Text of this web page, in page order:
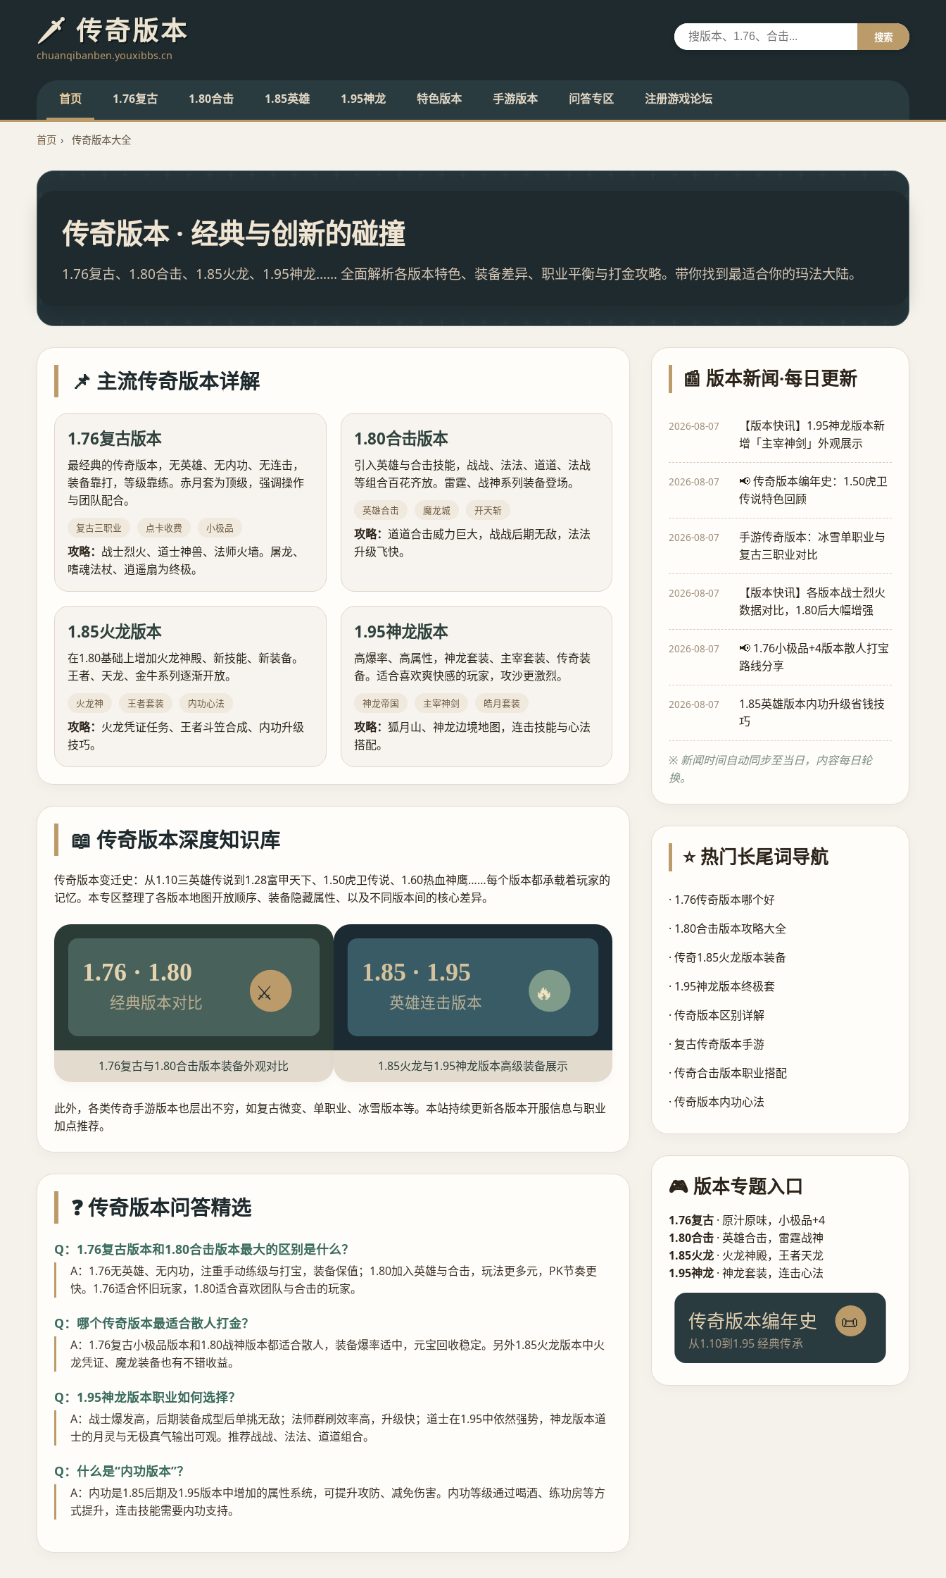
🗡️ 传奇版本
chuanqibanben.youxibbs.cn
搜索
首页 1.76复古 1.80合击 1.85英雄 1.95神龙 特色版本 手游版本 问答专区 注册游戏论坛
首页 › 传奇版本大全
传奇版本 · 经典与创新的碰撞
1.76复古、1.80合击、1.85火龙、1.95神龙…… 全面解析各版本特色、装备差异、职业平衡与打金攻略。带你找到最适合你的玛法大陆。
📌 主流传奇版本详解
1.76复古版本
最经典的传奇版本，无英雄、无内功、无连击，
装备靠打，等级靠练。赤月套为顶级，强调操作
与团队配合。
复古三职业 点卡收费 小极品
攻略： 战士烈火、道士神兽、法师火墙。屠龙、
嗜魂法杖、逍遥扇为终极。
1.80合击版本
引入英雄与合击技能，战战、法法、道道、法战
等组合百花齐放。雷霆、战神系列装备登场。
英雄合击 魔龙城 开天斩
攻略： 道道合击威力巨大，战战后期无敌，法法
升级飞快。
1.85火龙版本
在1.80基础上增加火龙神殿、新技能、新装备。
王者、天龙、金牛系列逐渐开放。
火龙神 王者套装 内功心法
攻略： 火龙凭证任务、王者斗笠合成、内功升级
技巧。
1.95神龙版本
高爆率、高属性，神龙套装、主宰套装、传奇装
备。适合喜欢爽快感的玩家，攻沙更激烈。
神龙帝国 主宰神剑 皓月套装
攻略： 狐月山、神龙边境地图，连击技能与心法
搭配。
📖 传奇版本深度知识库
传奇版本变迁史：从1.10三英雄传说到1.28富甲天下、1.50虎卫传说、1.60热血神鹰……每个版本都承载着玩家的
记忆。本专区整理了各版本地图开放顺序、装备隐藏属性、以及不同版本间的核心差异。
1.76 · 1.80
经典版本对比 ⚔️
1.76复古与1.80合击版本装备外观对比
1.85 · 1.95
英雄连击版本 🔥
1.85火龙与1.95神龙版本高级装备展示
此外，各类传奇手游版本也层出不穷，如复古微变、单职业、冰雪版本等。本站持续更新各版本开服信息与职业
加点推荐。
❓ 传奇版本问答精选
Q：1.76复古版本和1.80合击版本最大的区别是什么？
A：1.76无英雄、无内功，注重手动练级与打宝，装备保值；1.80加入英雄与合击，玩法更多元，PK节奏更
快。1.76适合怀旧玩家，1.80适合喜欢团队与合击的玩家。
Q：哪个传奇版本最适合散人打金？
A：1.76复古小极品版本和1.80战神版本都适合散人，装备爆率适中，元宝回收稳定。另外1.85火龙版本中火
龙凭证、魔龙装备也有不错收益。
Q：1.95神龙版本职业如何选择？
A：战士爆发高，后期装备成型后单挑无敌；法师群刷效率高，升级快；道士在1.95中依然强势，神龙版本道
士的月灵与无极真气输出可观。推荐战战、法法、道道组合。
Q：什么是“内功版本”？
A：内功是1.85后期及1.95版本中增加的属性系统，可提升攻防、减免伤害。内功等级通过喝酒、练功房等方
式提升，连击技能需要内功支持。
📰 版本新闻·每日更新
2026-08-07
【版本快讯】1.95神龙版本新
增「主宰神剑」外观展示
2026-08-07
📢 传奇版本编年史：1.50虎卫
传说特色回顾
2026-08-07
手游传奇版本：冰雪单职业与
复古三职业对比
2026-08-07
【版本快讯】各版本战士烈火
数据对比，1.80后大幅增强
2026-08-07
📢 1.76小极品+4版本散人打宝
路线分享
2026-08-07
1.85英雄版本内功升级省钱技
巧
※ 新闻时间自动同步至当日，内容每日轮
换。
⭐ 热门长尾词导航
· 1.76传奇版本哪个好
· 1.80合击版本攻略大全
· 传奇1.85火龙版本装备
· 1.95神龙版本终极套
· 传奇版本区别详解
· 复古传奇版本手游
· 传奇合击版本职业搭配
· 传奇版本内功心法
🎮 版本专题入口
1.76复古 · 原汁原味，小极品+4
1.80合击 · 英雄合击，雷霆战神
1.85火龙 · 火龙神殿，王者天龙
1.95神龙 · 神龙套装，连击心法
传奇版本编年史
从1.10到1.95 经典传承
📜